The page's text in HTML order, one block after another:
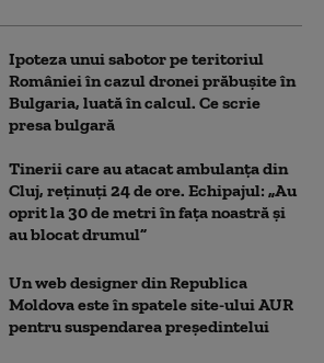
Ipoteza unui sabotor pe teritoriul
României în cazul dronei prăbușite în
Bulgaria, luată în calcul. Ce scrie
presa bulgară
Tinerii care au atacat ambulanța din
Cluj, reținuți 24 de ore. Echipajul: „Au
oprit la 30 de metri în fața noastră și
au blocat drumul”
Un web designer din Republica
Moldova este în spatele site-ului AUR
pentru suspendarea președintelui